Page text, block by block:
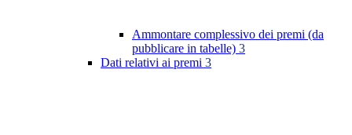
Ammontare complessivo dei premi (da
pubblicare in tabelle) 3
Dati relativi ai premi 3